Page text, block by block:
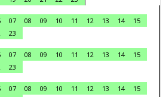
07 08 09 10 11 12 13 14
15
23
07 08 09 10 11 12 13 14
15
23
07 08 09 10 11 12 13 14
15